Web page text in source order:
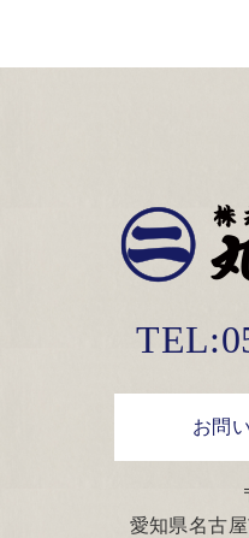
お問
愛知県名古